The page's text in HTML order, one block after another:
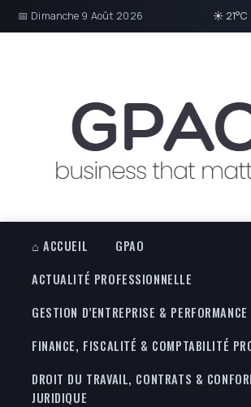
📅 Dimanche 9 Août 2026 ☀ 21°C
⌂ ACCUEIL
GPAO
ACTUALITÉ PROFESSIONNELLE
GESTION D’ENTREPRISE &
FINANCE, FISCALITÉ & COMPTABILITÉ
DROIT DU TRAVAIL, CONTRATS &
JURIDIQUE